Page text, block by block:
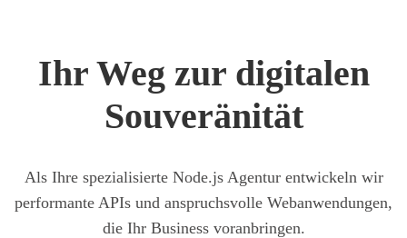
Ihr Weg zur digi­ta­len
Sou­ve­rä­ni­tät
Als Ihre spe­zia­li­sier­te Node.js Agen­tur ent­wi­ckeln wir
per­for­man­te APIs und anspruchs­vol­le Web­an­wen­dun­gen,
die Ihr Busi­ness vor­an­brin­gen.